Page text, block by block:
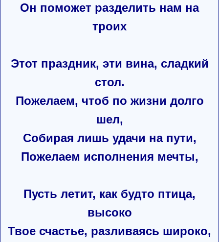
Он поможет разделить нам на
троих
Этот праздник, эти вина, сладкий
стол.
Пожелаем, чтоб по жизни долго
шел,
Собирая лишь удачи на пути,
Пожелаем исполнения мечты,
Пусть летит, как будто птица,
высоко
Твое счастье, разливаясь широко,